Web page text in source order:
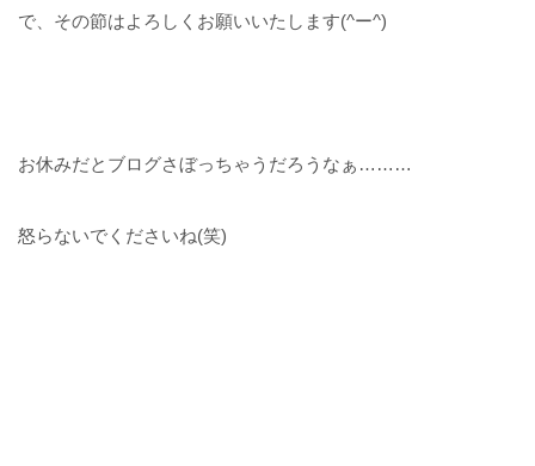
で、その節はよろしくお願いいたします(^ー^)
お休みだとブログさぼっちゃうだろうなぁ………
怒らないでくださいね(笑)